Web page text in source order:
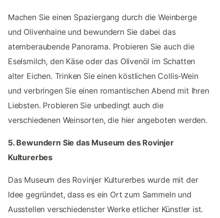
Machen Sie einen Spaziergang durch die Weinberge
und Olivenhaine und bewundern Sie dabei das
atemberaubende Panorama. Probieren Sie auch die
Eselsmilch, den Käse oder das Olivenöl im Schatten
alter Eichen. Trinken Sie einen köstlichen Collis-Wein
und verbringen Sie einen romantischen Abend mit Ihren
Liebsten. Probieren Sie unbedingt auch die
verschiedenen Weinsorten, die hier angeboten werden.
5. Bewundern Sie das Museum des Rovinjer
Kulturerbes
Das Museum des Rovinjer Kulturerbes wurde mit der
Idee gegründet, dass es ein Ort zum Sammeln und
Ausstellen verschiedenster Werke etlicher Künstler ist.